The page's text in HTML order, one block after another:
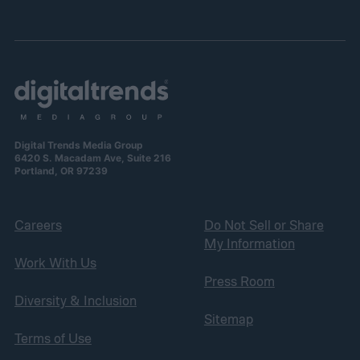
Digital Trends Media Group
6420 S. Macadam Ave, Suite 216
Portland, OR 97239
Careers
Work With Us
Diversity & Inclusion
Terms of Use
Do Not Sell or Share
My Information
Press Room
Sitemap